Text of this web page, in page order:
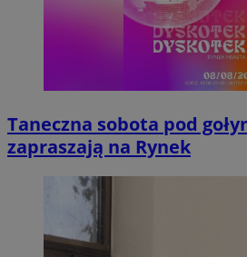
Taneczna sobota pod
zapraszają na Rynek